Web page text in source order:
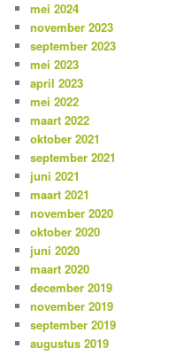
mei 2024
november 2023
september 2023
mei 2023
april 2023
mei 2022
maart 2022
oktober 2021
september 2021
juni 2021
maart 2021
november 2020
oktober 2020
juni 2020
maart 2020
december 2019
november 2019
september 2019
augustus 2019